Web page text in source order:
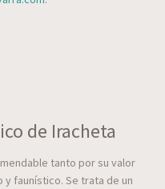
de Iracheta
tanto por su valor
faunístico. Se trata de un